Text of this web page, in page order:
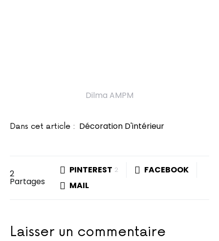
Dilma AMPM
Dans cet article : Décoration D'intérieur
2
Partages
PINTEREST 2
FACEBOOK
MAIL
Laisser un commentaire